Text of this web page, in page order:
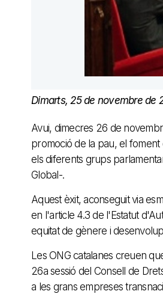
Dimarts, 25 de novembre de
Avui, dimecres 26 de
promoció de la pau, el foment
els diferents grups
Global-.
Aquest èxit, aconseguit via
en l'article 4.3 de l'Estatut
equitat de gènere i
Les ONG catalanes creuen
26a sessió del Consell de
a les grans empreses